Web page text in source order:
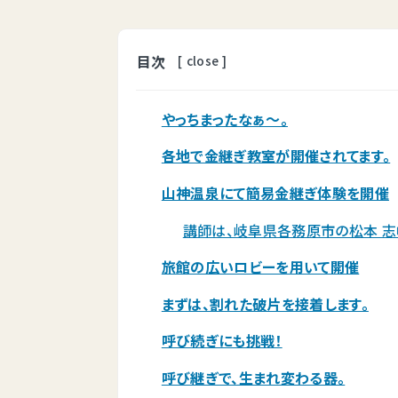
目次 [ close ]
やっちまったなぁ～。
各地で金継ぎ教室が開催されてます。
山神温泉にて簡易金継ぎ体験を開催
講師は、岐阜県各務原市の松本 志
旅館の広いロビーを用いて開催
まずは、割れた破片を接着します。
呼び続ぎにも挑戦！
呼び継ぎで、生まれ変わる器。